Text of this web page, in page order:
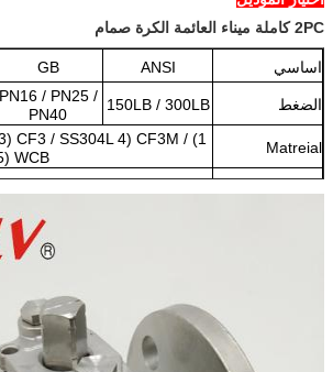
2PC كاملة ميناء العائمة الكرة صمام
اساسي ANSI
GB
الضغط 150LB / 300LB
PN16 / PN25 /
PN40
Matreial
CF3 / SS304L 4) CF3M /
WCB